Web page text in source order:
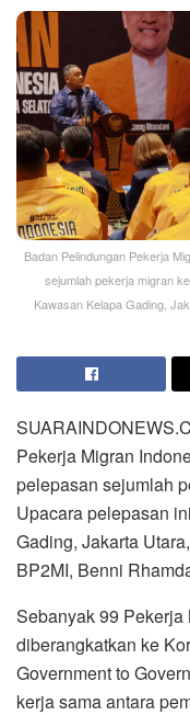
Badan Pelindungan Pekerja
sejumlah pekerja migran
Kawasan Kelapa Gading,
Pekerja Migran
pelepasan sejumlah
Upacara pelepasan
Gading, Jakarta
BP2MI, Benni
Sebanyak 99 Pekerja
diberangkatkan ke
Government to
kerja sama antara